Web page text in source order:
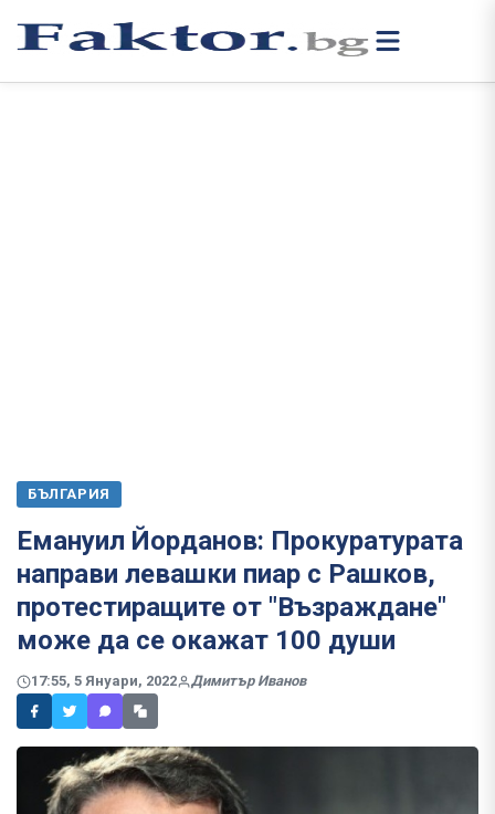
БЪЛГАРИЯ
Емануил Йорданов: Прокуратурата
направи левашки пиар с Рашков,
протестиращите от "Възраждане"
може да се окажат 100 души
17:55, 5 Януари, 2022 Димитър Иванов